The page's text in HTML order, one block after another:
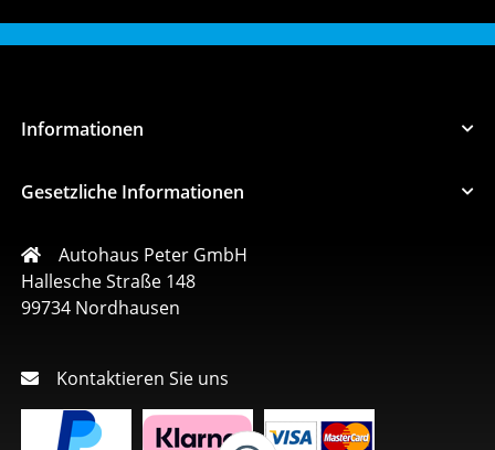
Informationen
Gesetzliche Informationen
Autohaus Peter GmbH
Hallesche Straße 148
99734 Nordhausen
Kontaktieren Sie uns